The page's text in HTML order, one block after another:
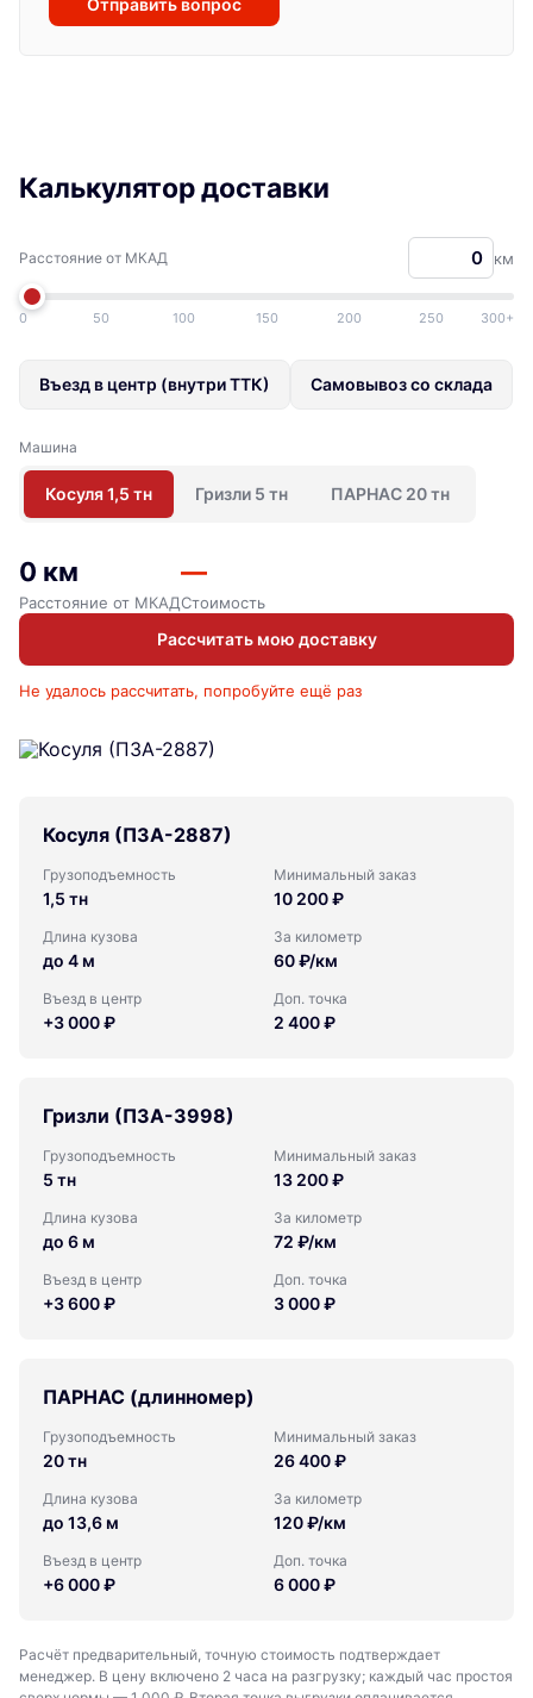
Отправить вопрос
Калькулятор доставки
Расстояние от МКАД км
0 50 100 150 200 250 300+
Въезд в центр (внутри ТТК) Самовывоз со склада
Машина
Косуля 1,5 тн Гризли 5 тн ПАРНАС 20 тн
0 км
Расстояние от МКАД
—
Стоимость
Рассчитать мою доставку
Не удалось рассчитать, попробуйте ещё раз
Косуля (ПЗА-2887)
Грузоподъемность
1,5 тн
Минимальный заказ
10 200 ₽
Длина кузова
до 4 м
За километр
60 ₽/км
Въезд в центр
+3 000 ₽
Доп. точка
2 400 ₽
Гризли (ПЗА-3998)
Грузоподъемность
5 тн
Минимальный заказ
13 200 ₽
Длина кузова
до 6 м
За километр
72 ₽/км
Въезд в центр
+3 600 ₽
Доп. точка
3 000 ₽
ПАРНАС (длинномер)
Грузоподъемность
20 тн
Минимальный заказ
26 400 ₽
Длина кузова
до 13,6 м
За километр
120 ₽/км
Въезд в центр
+6 000 ₽
Доп. точка
6 000 ₽
Расчёт предварительный, точную стоимость подтверждает
менеджер. В цену включено 2 часа на разгрузку; каждый час простоя